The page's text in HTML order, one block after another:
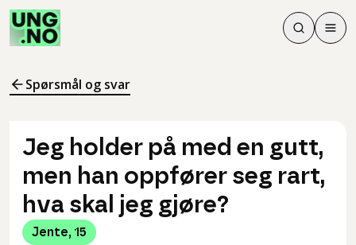
Søk
Søk
Meny
Spørsmål og svar
Jeg holder på med en gutt,
men han oppfører seg rart,
hva skal jeg gjøre?
Jente, 15